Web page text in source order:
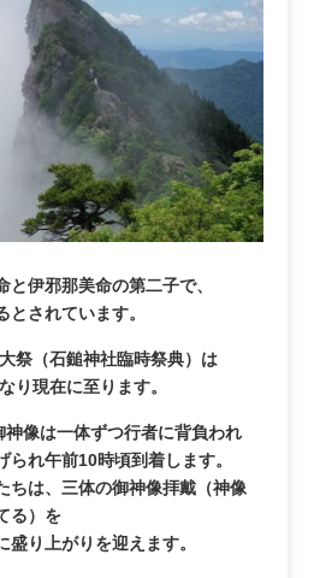
伊邪那美命の第二子で、
とされています。
祭（石鎚神社臨時祭典）は
り現在に至ります。
像は一体ずつ行者に背負われ
れ午前10時頃到着します。
ちは、三体の御神像拝戴（神像
る）を
り上がりを迎えます。